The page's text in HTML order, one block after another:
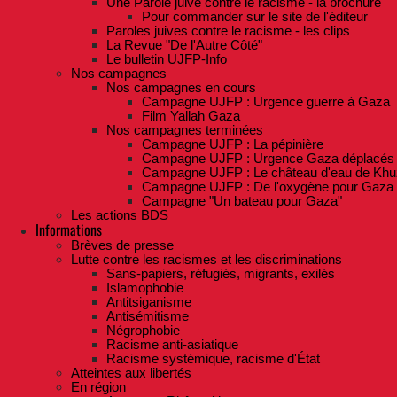
Pour commander sur le site de l'éditeur
Paroles juives contre le racisme - les clips
La Revue "De l'Autre Côté"
Le bulletin UJFP-Info
Nos campagnes
Nos campagnes en cours
Campagne UJFP : Urgence guerre à Gaza
Film Yallah Gaza
Nos campagnes terminées
Campagne UJFP : La pépinière
Campagne UJFP : Urgence Gaza déplacés
Campagne UJFP : Le château d'eau de
Campagne UJFP : De l'oxygène pour Gaza
Campagne "Un bateau pour Gaza"
Les actions BDS
Informations
Brèves de presse
Lutte contre les racismes et les discriminations
Sans-papiers, réfugiés, migrants, exilés
Islamophobie
Antitsiganisme
Antisémitisme
Négrophobie
Racisme anti-asiatique
Racisme systémique, racisme d'État
Atteintes aux libertés
En région